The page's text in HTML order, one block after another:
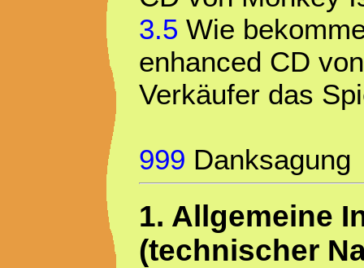
3.5 Wie
enhanced CD
Verkäufer das
999 Danksagung
1. Allgemeine
(technischer